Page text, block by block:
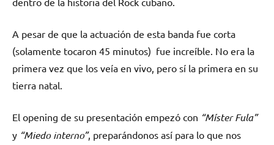
A pesar de que la actuación de esta banda fue corta
(solamente tocaron 45 minutos) fue increíble. No era la
primera vez que los veía en vivo, pero sí la primera en su
tierra natal.
El opening de su presentación empezó con “Míster Fula”
y “Miedo interno”, preparándonos así para lo que nos